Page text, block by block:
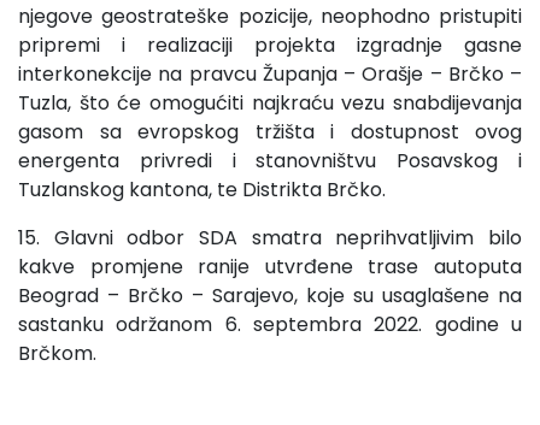
njegove geostrateške pozicije, neophodno pristupiti
pripremi i realizaciji projekta izgradnje gasne
interkonekcije na pravcu Županja – Orašje – Brčko –
Tuzla, što će omogućiti najkraću vezu snabdijevanja
gasom sa evropskog tržišta i dostupnost ovog
energenta privredi i stanovništvu Posavskog i
Tuzlanskog kantona, te Distrikta Brčko.
15. Glavni odbor SDA smatra neprihvatljivim bilo
kakve promjene ranije utvrđene trase autoputa
Beograd – Brčko – Sarajevo, koje su usaglašene na
sastanku održanom 6. septembra 2022. godine u
Brčkom.